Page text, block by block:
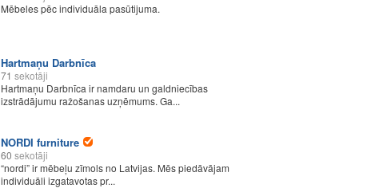
Mēbeles pēc individuāla pasūtijuma.
Hartmaņu Darbnīca
71 sekotāji
Hartmaņu Darbnīca ir namdaru un galdniecības
izstrādājumu ražošanas uzņēmums. Ga...
NORDI furniture
60 sekotāji
“nordi” ir mēbeļu zīmols no Latvijas. Mēs piedāvājam
individuāli izgatavotas pr...